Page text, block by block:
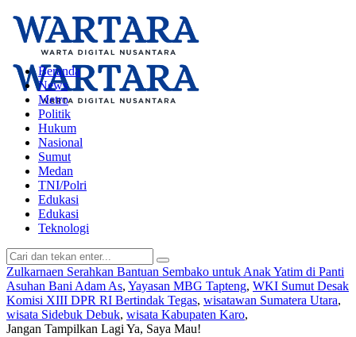
Beranda
News
Metro
Politik
Hukum
Nasional
Sumut
Medan
TNI/Polri
Edukasi
Edukasi
Teknologi
Zulkarnaen Serahkan Bantuan Sembako untuk Anak Yatim di Panti
Asuhan Bani Adam As, Yayasan MBG Tapteng, WKI Sumut Desak
Komisi XIII DPR RI Bertindak Tegas, wisatawan Sumatera Utara,
wisata Sidebuk Debuk, wisata Kabupaten Karo,
Jangan Tampilkan LagiYa, Saya Mau!